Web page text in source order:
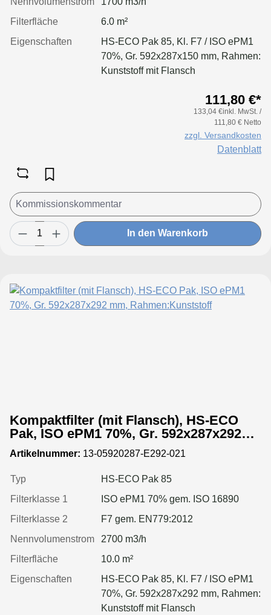
Filterfläche
6.0 m²
Eigenschaften
HS-ECO Pak 85, Kl. F7 / ISO ePM1
70%, Gr. 592x287x150 mm, Rahmen:
Kunststoff mit Flansch
111,80 €*
133,04 €inkl. MwSt. /
111,80 € Netto
zzgl. Versandkosten
Datenblatt
In den Warenkorb
Kompaktfilter (mit Flansch), HS-ECO
Pak, ISO ePM1 70%, Gr. 592x287x292
mm, Rahmen:Kunststoff
Artikelnummer: 13-05920287-E292-021
Typ
HS-ECO Pak 85
Filterklasse 1
ISO ePM1 70% gem. ISO 16890
Filterklasse 2
F7 gem. EN779:2012
Nennvolumenstrom
2700 m3/h
Filterfläche
10.0 m²
Eigenschaften
HS-ECO Pak 85, Kl. F7 / ISO ePM1
70%, Gr. 592x287x292 mm, Rahmen:
Kunststoff mit Flansch